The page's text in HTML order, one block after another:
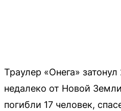
Траулер «Онега»
недалеко от Новой
погибли 17 человек,